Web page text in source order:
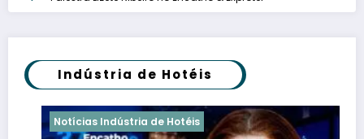
Indústria de Hotéis
Notícias Indústria de Hotéis